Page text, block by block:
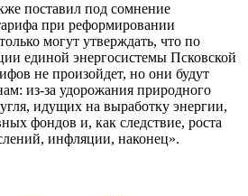
поставил под сомнение
при реформировании
могут утверждать, что по
единой энергосистемы Псковской
не произойдет, но они будут
из-за удорожания природного
идущих на выработку энергии,
фондов и, как следствие, роста
инфляции, наконец».